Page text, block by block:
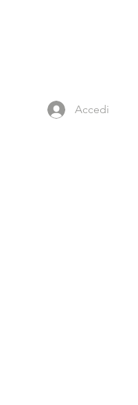
Accedi